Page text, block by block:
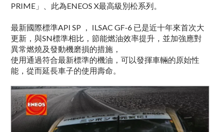
PRIME」、此為ENEOS X最高級別松系列。
最新國際標準API SP ， ILSAC GF-6 已是近十年來首次大
更新，與SN標準相比，節能燃油效率提升，並加強應對
異常燃燒及發動機磨損的措施，
使用通過符合最新標準的機油， 可以發揮車輛的原始性
能，從而延長車子的使用壽命。